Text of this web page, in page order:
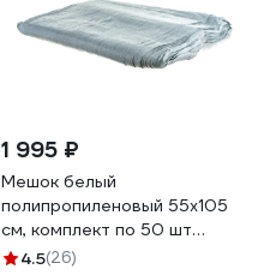
1 995 ₽
Мешок белый
полипропиленовый 55x105
см, комплект по 50 шт
Gigant 55-105-107
4.5(26)